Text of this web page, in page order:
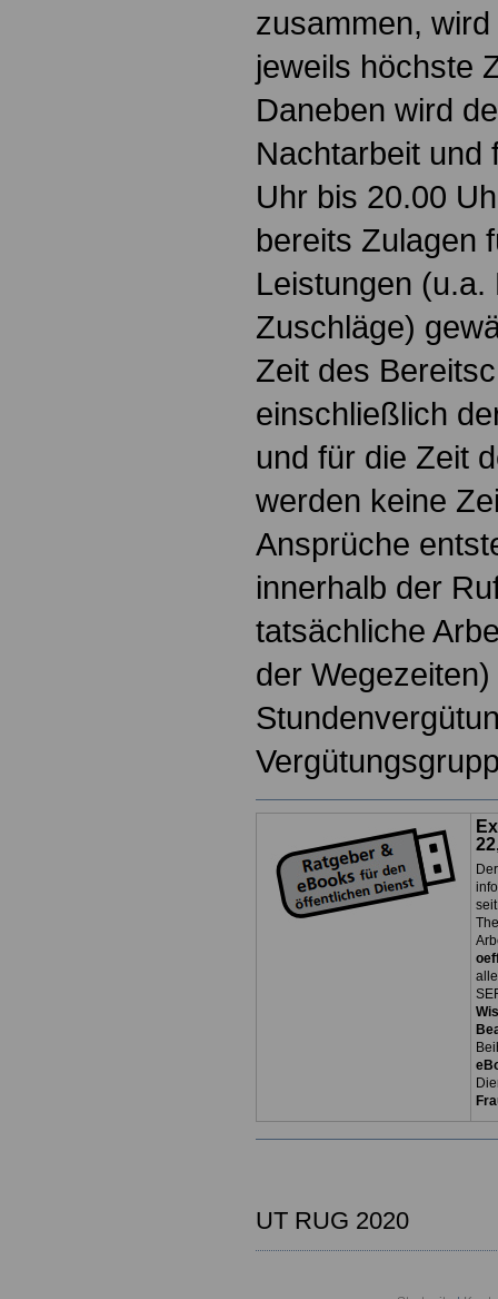
zusammen,
jeweils höchste
Daneben wird
Nachtarbeit und
Uhr bis 20.00
bereits Zulagen
Leistungen
Zuschläge)
Zeit des
einschließlich
und für die Zeit
werden keine
Ansprüche
innerhalb der
tatsächliche
der
UT RUG 2020